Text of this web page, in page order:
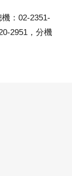
：02-2351-
2951，分機